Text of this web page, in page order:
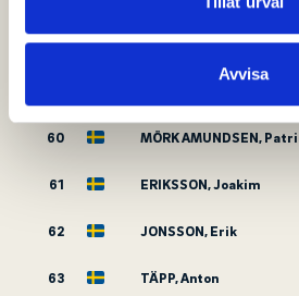
information som du har
Avvisa
58 LÖWBERG, Niklas
60 MÖRK AMUNDSEN,
61 ERIKSSON, Joakim
62 JONSSON, Erik
63 TÄPP, Anton